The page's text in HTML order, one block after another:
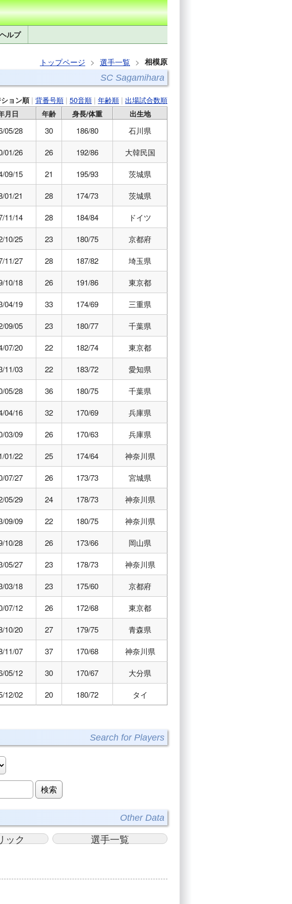
ヘルプ
トップページ 選手一覧 相模原
SC Sagamihara
ョン順| 背番号順 | 50音順 | 年齢順 | 出場試合数順
月日 年齢 身長/体重 出生地
05/28 30 186/80 石川県
01/26 26 192/86 大韓民国
09/15 21 195/93 茨城県
01/21 28 174/73 茨城県
11/14 28 184/84 ドイツ
10/25 23 180/75 京都府
11/27 28 187/82 埼玉県
10/18 26 191/86 東京都
04/19 33 174/69 三重県
09/05 23 180/77 千葉県
07/20 22 182/74 東京都
11/03 22 183/72 愛知県
05/28 36 180/75 千葉県
04/16 32 170/69 兵庫県
03/09 26 170/63 兵庫県
01/22 25 174/64 神奈川県
07/27 26 173/73 宮城県
05/29 24 178/73 神奈川県
09/09 22 180/75 神奈川県
10/28 26 173/66 岡山県
05/27 23 178/73 神奈川県
03/18 23 175/60 京都府
07/12 26 172/68 東京都
10/20 27 179/75 青森県
11/07 37 170/68 神奈川県
05/12 30 170/67 大分県
12/02 20 180/72 タイ
Search for Players
検索
Other Data
ック 選手一覧